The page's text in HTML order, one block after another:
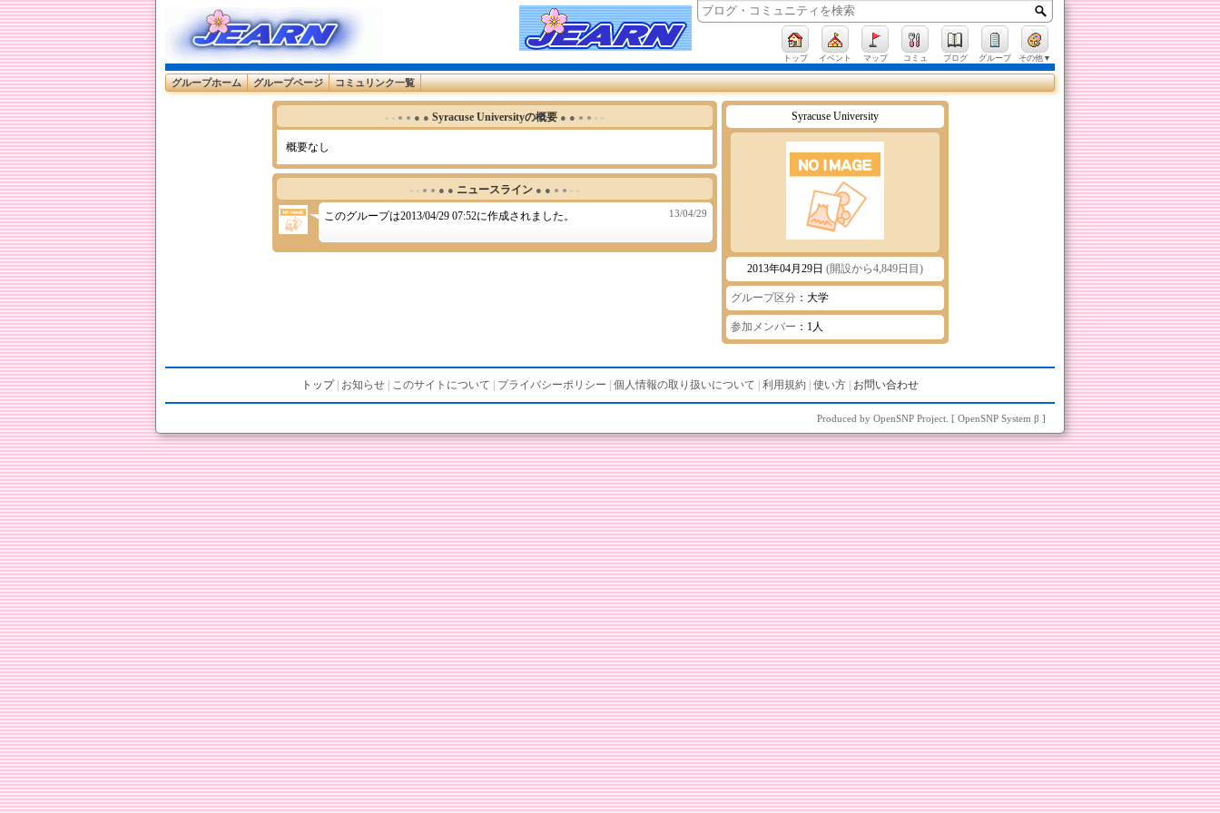
トップ イベント マップ コミュ ブログ グループ その他▼
グループホーム グループページ コミュリンク一覧
● ● ● ● ● ● Syracuse Universityの概要 ● ● ● ● ● ●
概要なし
● ● ● ● ● ● ニュースライン ● ● ● ● ● ●
13/04/29
このグループは2013/04/29 07:52に作成されました。
Syracuse University
2013年04月29日 (開設から4,849日目)
グループ区分：大学
参加メンバー ：1人
トップ| お知らせ このサイトについて プライバシーポリシー 個人情報の取り扱いについて 利用規約 使い方 お問い合わせ
Produced by OpenSNP Project. [ OpenSNP System β ]